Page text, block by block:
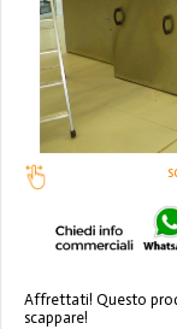
Affrettati! Questo
scappare!